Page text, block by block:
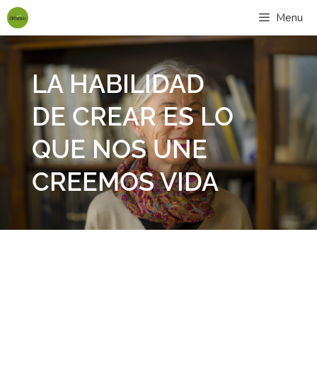
Menu
LA HABILIDAD
DE CREAR ES LO
QUE NOS UNE
CREEMOS VIDA